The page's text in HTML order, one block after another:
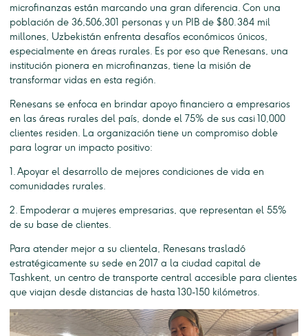
microfinanzas están marcando una gran diferencia. Con una
población de 36,506,301 personas y un PIB de $80.384 mil
millones, Uzbekistán enfrenta desafíos económicos únicos,
especialmente en áreas rurales. Es por eso que Renesans, una
institución pionera en microfinanzas, tiene la misión de
transformar vidas en esta región.
Renesans se enfoca en brindar apoyo financiero a empresarios
en las áreas rurales del país, donde el 75% de sus casi 10,000
clientes residen. La organización tiene un compromiso doble
para lograr un impacto positivo:
1. Apoyar el desarrollo de mejores condiciones de vida en
comunidades rurales.
2. Empoderar a mujeres empresarias, que representan el 55%
de su base de clientes.
Para atender mejor a su clientela, Renesans trasladó
estratégicamente su sede en 2017 a la ciudad capital de
Tashkent, un centro de transporte central accesible para clientes
que viajan desde distancias de hasta 130-150 kilómetros.